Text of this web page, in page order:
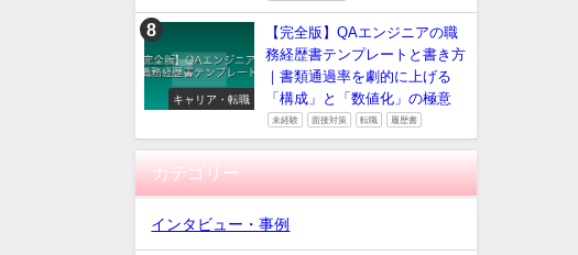
キャリア・転職
【完全版】QAエンジニアの職
務経歴書テンプレートと書き方
｜書類通過率を劇的に上げる
「構成」と「数値化」の極意
未経験 面接対策 転職 履歴書
カテゴリー
インタビュー・事例